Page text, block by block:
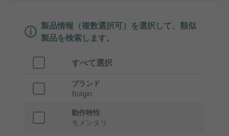
製品情報（複数選択可）を選択して、類似
製品を検索します。
すべて選択
ブランド
Bulgin
動作特性
モメンタリ